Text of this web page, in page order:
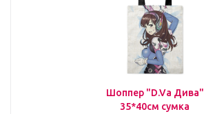
Шоппер "D.Va Дива"
35*40см сумка